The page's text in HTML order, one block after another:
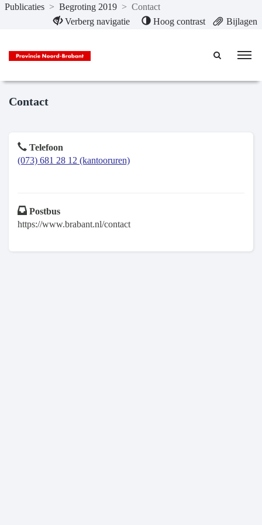
Naar hoofdinhoud
Publicaties > Begroting 2019 > Contact
Verberg navigatie
Hoog contrast Bijlagen
Contact
Telefoon
(073) 681 28 12 (kantooruren)
Postbus
https://www.brabant.nl/contact